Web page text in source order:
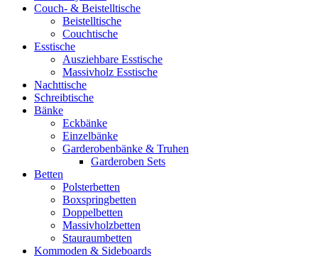
Couch- & Beistelltische
Beistelltische
Couchtische
Esstische
Ausziehbare Esstische
Massivholz Esstische
Nachttische
Schreibtische
Bänke
Eckbänke
Einzelbänke
Garderobenbänke & Truhen
Garderoben Sets
Betten
Polsterbetten
Boxspringbetten
Doppelbetten
Massivholzbetten
Stauraumbetten
Kommoden & Sideboards